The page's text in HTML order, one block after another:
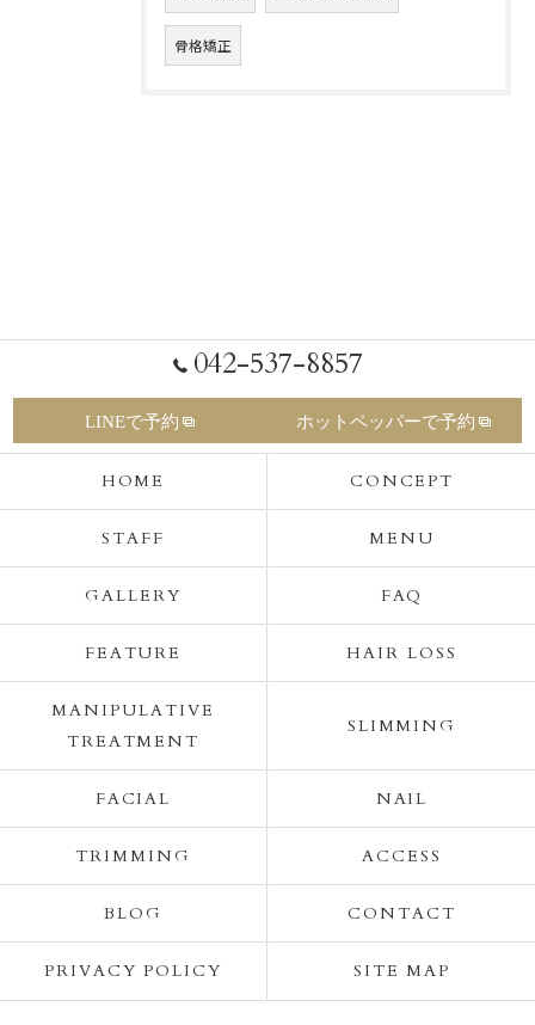
骨格矯正
042-537-8857
LINEで予約 ホットペッパーで予約
HOME CONCEPT
STAFF MENU
GALLERY FAQ
FEATURE HAIR LOSS
MANIPULATIVE
TREATMENT
SLIMMING
FACIAL NAIL
TRIMMING ACCESS
BLOG CONTACT
PRIVACY POLICY SITE MAP